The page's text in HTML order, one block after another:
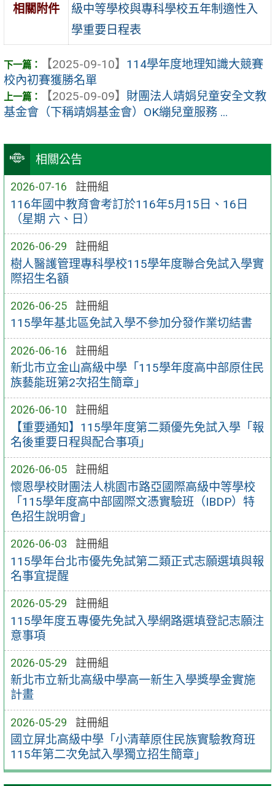
相關公告
2026-07-16 註冊組
116年國中教育會考訂於116年5月15日、16日
（星期 六、日）
2026-06-29 註冊組
樹人醫護管理專科學校115學年度聯合免試入學實
際招生名額
2026-06-25 註冊組
115學年基北區免試入學不參加分發作業切結書
2026-06-16 註冊組
新北市立金山高級中學「115學年度高中部原住民
族藝能班第2次招生簡章」
2026-06-10 註冊組
【重要通知】115學年度​第二類優先免試入學「報​
名後重要日程與配合事項」
2026-06-05 註冊組
懷恩學校財團法人桃園市路亞國際高級中等學校
「115學年度高中部國際文憑實驗班（IBDP）特
色招生說明會」
2026-06-03 註冊組
115學年台北市優先免試第二類正式志願選填與報
名事宜提醒
2026-05-29 註冊組
115學年度五專優先免試入學網路選填登記志願注
意事項
2026-05-29 註冊組
新北市立新北高級中學高一新生入學獎學金實施
計畫
2026-05-29 註冊組
國立屏北高級中學「小清華原住民族實驗教育班
115年第二次免試入學獨立招生簡章」
相關附件
級中等學校與專科學校五年制適性入
學重要日程表
【2025-09-10】 114學年度地理知識大競賽
校內初賽獲勝名單
【2025-09-09】 財團法人靖娟兒童安全文教
基金會（下稱靖娟基金會）OK繃兒童服務 ...